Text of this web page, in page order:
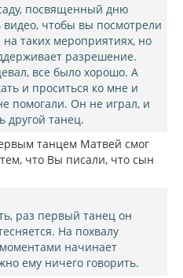
у
посвященный дню
видео, чтобы вы посмотрели
на таких мероприятиях, но
разрешение.
все было хорошо. А
и проситься ко мне и
помогали. Он не играл, и
другой танец.
танцем Матвей смог
что Вы писали, что сын
раз первый танец он
На похвалу
начинает
ему ничего говорить.